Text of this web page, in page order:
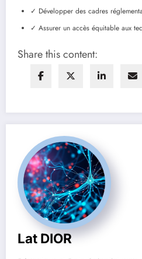
✓ Développer des cadres
✓ Assurer un accès équitable aux
Share this content:
Lat DIOR